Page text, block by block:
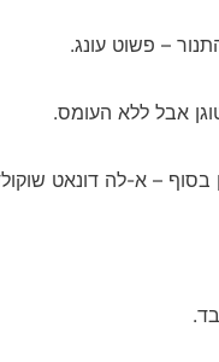
– פשוט עונג.
אבל ללא העומס.